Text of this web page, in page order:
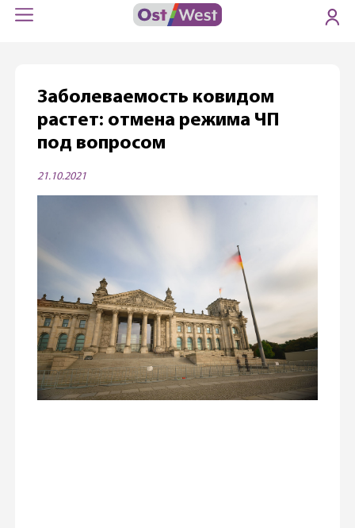
Заболеваемость ковидом
растет: отмена режима ЧП
под вопросом
21.10.2021